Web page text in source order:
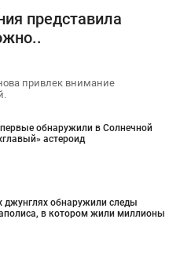
представила
привлек внимание
обнаружили в Солнечной
астероид
джунглях обнаружили следы
в котором жили миллионы